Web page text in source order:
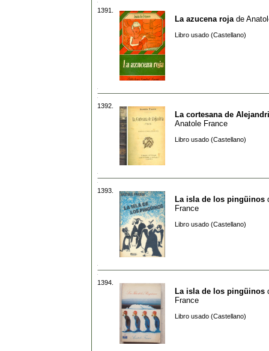
1391.
La azucena roja de
Libro usado (Castellano)
1392.
La cortesana de
Anatole France
Libro usado (Castellano)
1393.
La isla de los pingüinos
France
Libro usado (Castellano)
1394.
La isla de los pingüinos
France
Libro usado (Castellano)